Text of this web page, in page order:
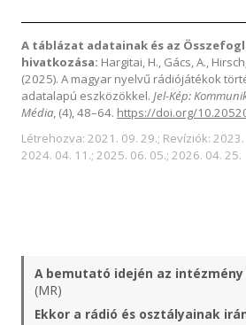
A táblázat adatainak és az
hivatkozása: Hargitai, H., Gács, A.,
(2025). A magyar nyelvű rádiójátékok
adatalapú eszközökkel. Jel-Kép:
Média, (4), 48–64. https://doi.org/
Létrehozva: 2021. 09. 29.; Revíziók:
2024. 04. 11.; 2025. 06. 05.; 2026. 04. 25.
A bemutató idején az intézmény
(MR)
Ekkor a rádió és osztályainak